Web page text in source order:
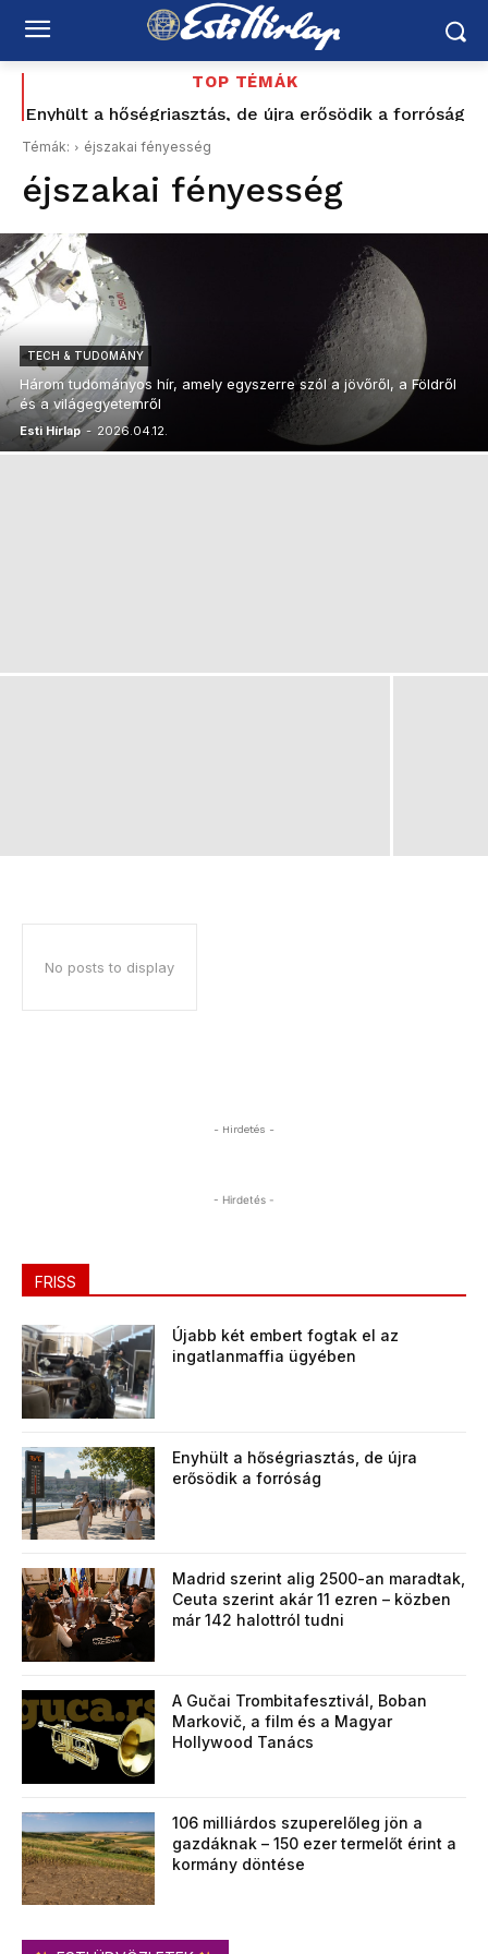
TOP TÉMÁK
Enyhült a hőségriasztás, de újra erősödik a forróság
Madrid szerint alig 2500-an maradtak, Ceuta
szerint akár 11 ezren – közben már 142 halottról
Témák: éjszakai fényesség
éjszakai fényesség
TECH & TUDOMÁNY
Három tudományos hír, amely egyszerre szól a jövőről, a Földről
és a világegyetemről
Esti Hírlap - 2026.04.12.
No posts to display
- Hirdetés -
- Hirdetés -
FRISS
Újabb két embert fogtak el az
ingatlanmaffia ügyében
Enyhült a hőségriasztás, de újra
erősödik a forróság
Madrid szerint alig 2500-an maradtak,
Ceuta szerint akár 11 ezren – közben
már 142 halottról tudni
A Gučai Trombitafesztivál, Boban
Markovič, a film és a Magyar
Hollywood Tanács
106 milliárdos szuperelőleg jön a
gazdáknak – 150 ezer termelőt érint a
kormány döntése